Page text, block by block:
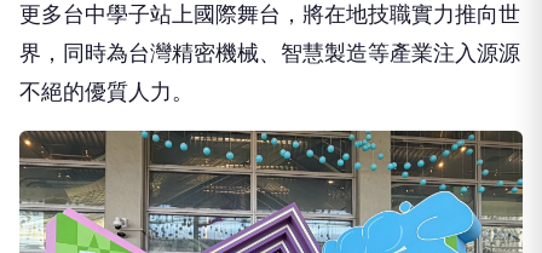
界，同時為台灣精密機械、智慧製造等產業注入源源
不絕的優質人力。